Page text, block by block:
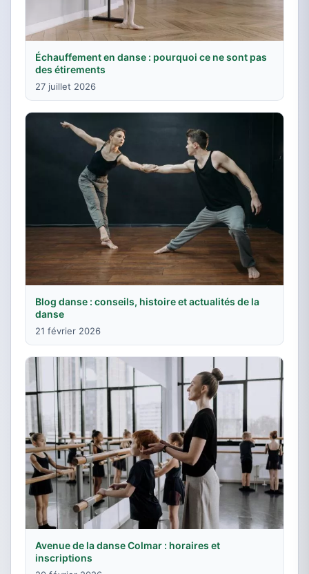
Échauffement en danse : pourquoi ce ne sont pas
des étirements
27 juillet 2026
Blog danse : conseils, histoire et actualités de la
danse
21 février 2026
Avenue de la danse Colmar : horaires et
inscriptions